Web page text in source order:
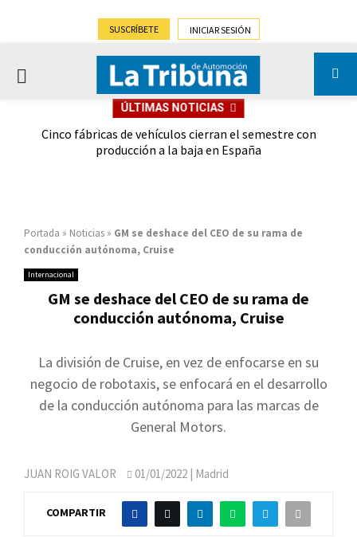
SUSCRÍBETE INICIAR SESIÓN
PRIMARY
ÚLTIMAS NOTICIAS
Cinco fábricas de vehículos cierran el semestre con
producción a la baja en España
Portada » Noticias » GM se deshace del CEO de su rama de
conducción autónoma, Cruise
Internacional
GM se deshace del CEO de su rama de
conducción autónoma, Cruise
La división de Cruise, en vez de enfocarse en su
negocio de robotaxis, se enfocará en el desarrollo
de la conducción autónoma para las marcas de
General Motors.
JUAN ROIG VALOR 01/01/2022 | Madrid
COMPARTIR